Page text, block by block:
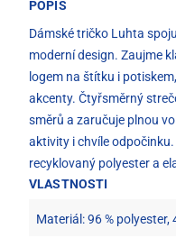
POPIS
Dámské tričko Luhta
moderní design. Zaujme
logem na štítku i
akcenty. Čtyřsměrný
směrů a zaručuje plnou
aktivity i chvíle
recyklovaný polyester a
VLASTNOSTI
Materiál: 96 % polyester,